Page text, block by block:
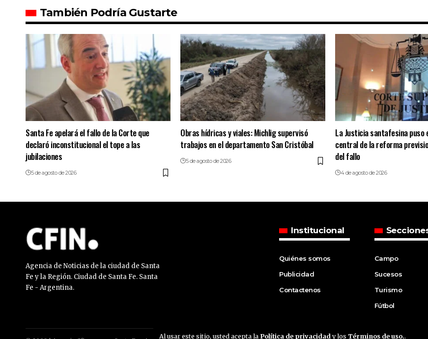
Al usar este sitio, usted acepta la Política de privacidad y los Términos de uso..
También Podría Gustarte
Santa Fe apelará el fallo de la Corte que
declaró inconstitucional el tope a las
jubilaciones
5 de agosto de 2026
Obras hídricas y viales: Michlig supervisó
trabajos en el departamento San Cristóbal
5 de agosto de 2026
La Justicia santafesina puso
central de la reforma
del fallo
4 de agosto de 2026
Agencia de Noticias de la ciudad de Santa
Fe y la Región. Ciudad de Santa Fe. Santa
Fe - Argentina.
Institucional
Quiénes somos
Publicidad
Contactenos
Campo
Sucesos
Turismo
Fútbol